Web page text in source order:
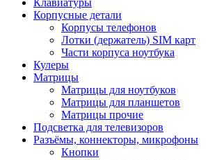
Клавиатуры
Корпусные детали
Корпусы телефонов
Лотки (держатель) SIM карт
Части корпуса ноутбука
Кулеры
Матрицы
Матрицы для ноутбуков
Матрицы для планшетов
Матрицы прочие
Подсветка для телевизоров
Разъёмы, коннекторы, микрофоны
Кнопки